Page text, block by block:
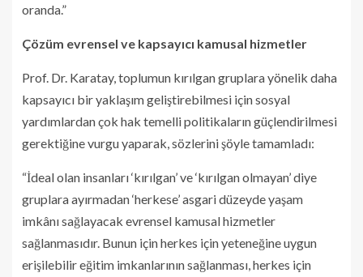
oranda.”
Çözüm evrensel ve kapsayıcı kamusal hizmetler
Prof. Dr. Karatay, toplumun kırılgan gruplara yönelik daha
kapsayıcı bir yaklaşım geliştirebilmesi için sosyal
yardımlardan çok hak temelli politikaların güçlendirilmesi
gerektiğine vurgu yaparak, sözlerini şöyle tamamladı:
“İdeal olan insanları ‘kırılgan’ ve ‘kırılgan olmayan’ diye
gruplara ayırmadan ‘herkese’ asgari düzeyde yaşam
imkânı sağlayacak evrensel kamusal hizmetler
sağlanmasıdır. Bunun için herkes için yeteneğine uygun
erişilebilir eğitim imkanlarının sağlanması, herkes için